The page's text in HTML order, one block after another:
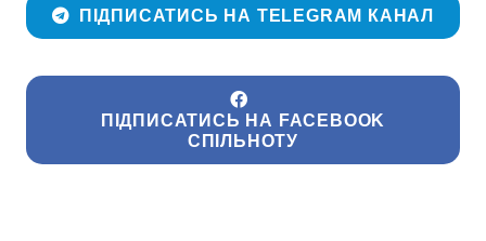
ПІДПИСАТИСЬ НА TELEGRAM КАНАЛ
ПІДПИСАТИСЬ НА FACEBOOK
СПІЛЬНОТУ